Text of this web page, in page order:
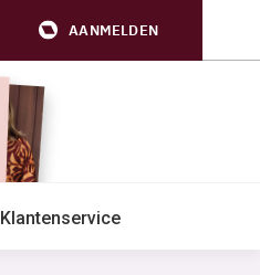
AANMELDEN
Klantenservice